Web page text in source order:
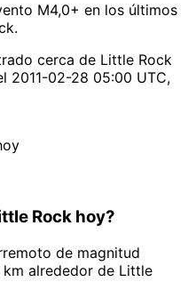
M4,0+ en los últimos
cerca de Little Rock
2011-02-28 05:00 UTC,
Rock hoy?
de magnitud
alrededor de Little